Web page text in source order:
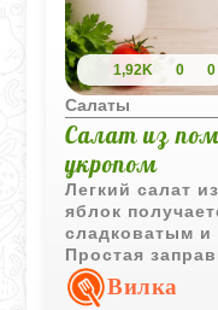
1,92K 0 0
Салаты
Салат из
укропом
Легкий салат
яблок
сладковатым
Простая
хорошо
фруктов.
Вилка